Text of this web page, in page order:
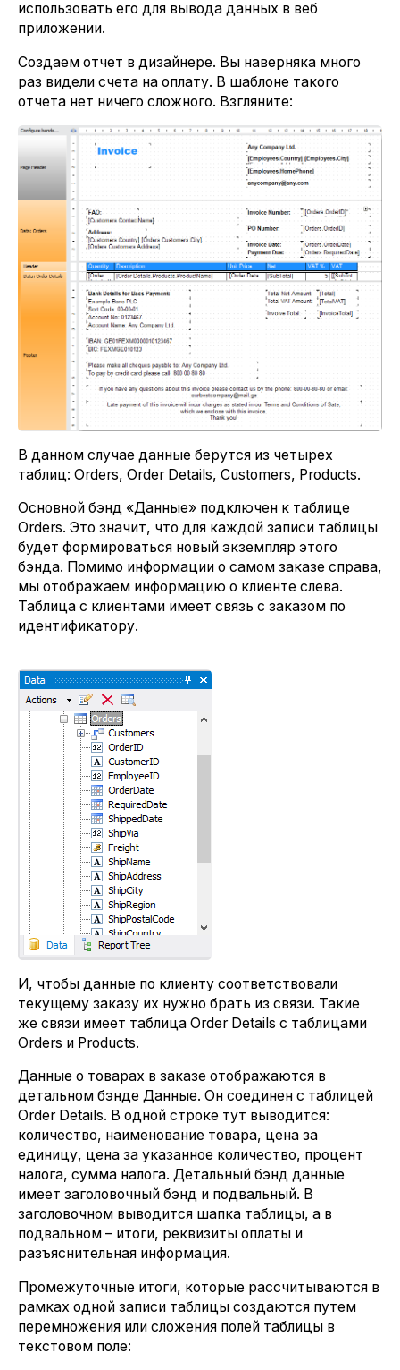
использовать его для вывода данных в веб
приложении.
Создаем отчет в дизайнере. Вы наверняка много
раз видели счета на оплату. В шаблоне такого
отчета нет ничего сложного. Взгляните:
В данном случае данные берутся из четырех
таблиц: Orders, Order Details, Customers, Products.
Основной бэнд «Данные» подключен к таблице
Orders. Это значит, что для каждой записи таблицы
будет формироваться новый экземпляр этого
бэнда. Помимо информации о самом заказе справа,
мы отображаем информацию о клиенте слева.
Таблица с клиентами имеет связь с заказом по
идентификатору.
И, чтобы данные по клиенту соответствовали
текущему заказу их нужно брать из связи. Такие
же связи имеет таблица Order Details с таблицами
Orders и Products.
Данные о товарах в заказе отображаются в
детальном бэнде Данные. Он соединен с таблицей
Order Details. В одной строке тут выводится:
количество, наименование товара, цена за
единицу, цена за указанное количество, процент
налога, сумма налога. Детальный бэнд данные
имеет заголовочный бэнд и подвальный. В
заголовочном выводится шапка таблицы, а в
подвальном – итоги, реквизиты оплаты и
разъяснительная информация.
Промежуточные итоги, которые рассчитываются в
рамках одной записи таблицы создаются путем
перемножения или сложения полей таблицы в
текстовом поле: